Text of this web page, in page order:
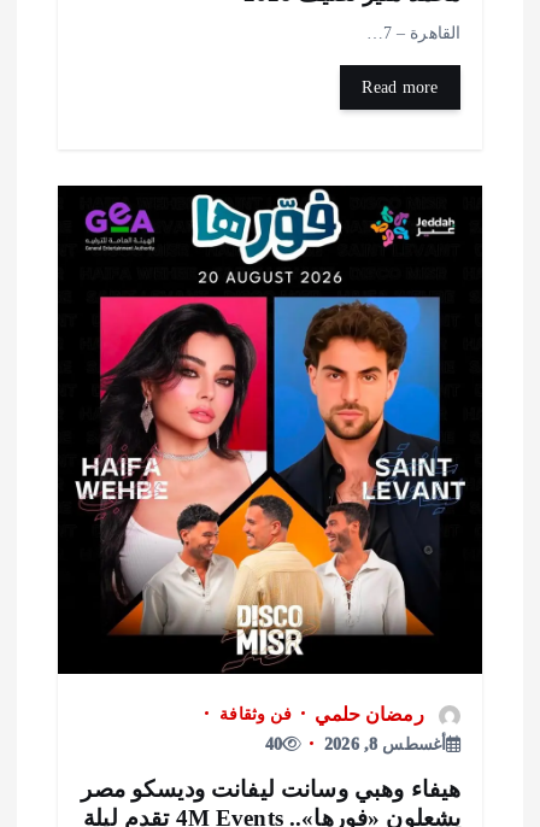
رمضان حلمي
فن وثقافة
أغسطس 8, 2026
40
وهبي وسانت ليفانت وديسكو مصر
يشعلون «فورها».. 4M Events تقدم ليلة